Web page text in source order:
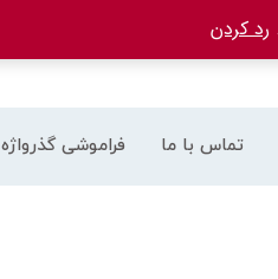
رد کردن
تماس با ما فراموشی گذرواژه